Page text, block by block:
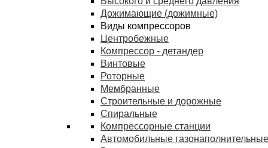
Дожимающие (дожимные)
Виды компрессоров
Центробежные
Компрессор - детандер
Винтовые
Роторные
Мембранные
Строительные и дорожные
Спиральные
Компрессорные станции
Автомобильные